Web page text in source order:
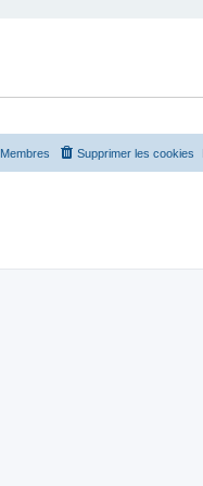
Supprimer les cookies
Membres